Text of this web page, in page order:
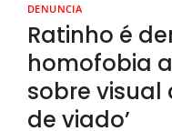
DENUNCIA
Ratinho é
homofobia
sobre visual
de viado’